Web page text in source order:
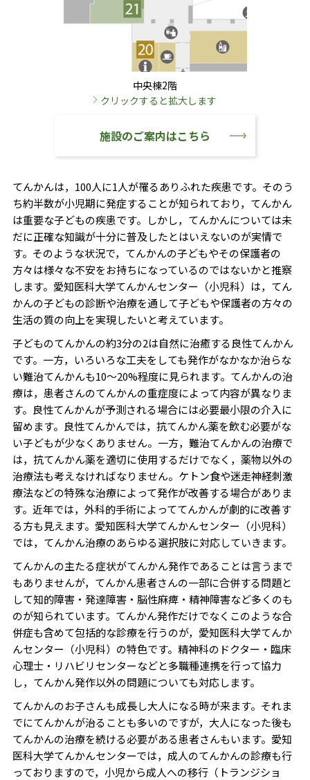
中央棟2階
クリックすると拡大します
施設のご案内はこちら
てんかんは，100人に1人が罹るありふれた疾患です。そのう
ち約半数が小児期に発症することが知られており，てんかん
は重要な子どもの疾患です。しかし，てんかんについては未
だに正確な知識が十分に普及したとはいえないのが実情で
す。そのような状況で，てんかんの子どもやその保護者の
方々は様々な不安をお持ちになっているのではないかと推察
します。愛知医科大学てんかんセンター（小児科）は，てん
かんの子どもの診断や治療を通して子どもや保護者の方々の
生活の質の向上を実現したいと考えています。
子どものてんかんの約3分の2は自然に治癒する良性てんかん
です。一方，いろいろな工夫をしても発作がなかなか治らな
い難治てんかんも10～20%程度に見られます。てんかんの治
療は，患者さんのてんかんの重症度によって内容が異なりま
す。良性てんかんが予測される場合には必要最小限の介入に
留めます。良性てんかんでは，抗てんかん薬を飲む必要がな
い子どもが少なくありません。一方，難治てんかんの治療で
は，抗てんかん薬を適切に使用するだけでなく，薬物以外の
治療法も考えなければなりません。ケトン食や迷走神経刺激
療法などの特殊な治療によって発作が改善する場合がありま
す。近年では，外科的手術によっててんかんが劇的に改善す
る方も見えます。愛知医科大学てんかんセンター（小児科）
では，てんかん治療のあらゆる選択肢に対応していきます。
てんかんの主たる症状がてんかん発作であることは言うまで
もありませんが，てんかん患者さんの一部に合併する問題と
して知的障害・発達障害・脳性麻痺・精神障害など多くのも
のが知られています。てんかん発作だけでなくこのような合
併症も含めて包括的な診療を行うのが，愛知医科大学てんか
んセンター（小児科）の特色です。精神科のドクター・臨床
心理士・リハビリセンターなどと多職種連携を行って協力
し，てんかん発作以外の問題についても対応します。
てんかんのお子さんも成長し大人になる時が来ます。それま
でにてんかんが治ることも多いのですが，大人になった後も
てんかんの治療を続ける必要がある患者さんもいます。愛知
医科大学てんかんセンターでは，成人のてんかんの診療も行
っておりますので，小児から成人への移行（トランジショ